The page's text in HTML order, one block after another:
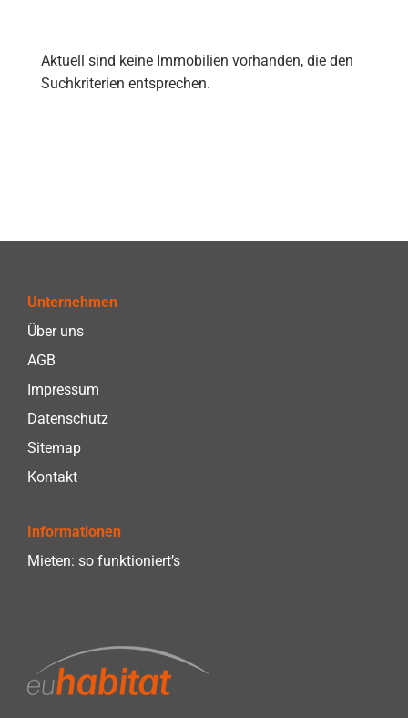
Aktuell sind keine Immobilien vorhanden, die den
Suchkriterien entsprechen.
Unternehmen
Über uns
AGB
Impressum
Datenschutz
Sitemap
Kontakt
Informationen
Mieten: so funktioniert’s